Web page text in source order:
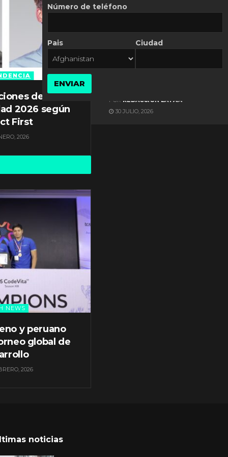
de
2026 según
First
2026
NEWS
y peruano
global de
2026
ES NOTICIA
POR REDACCIÓN LATAM
30 JULIO, 2026
noticias
Número de teléfono
Pais Ciudad
ENVIAR